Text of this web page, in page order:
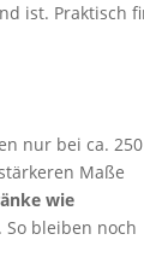
ist. Praktisch
nur bei ca. 250
Maße
wie
bleiben noch